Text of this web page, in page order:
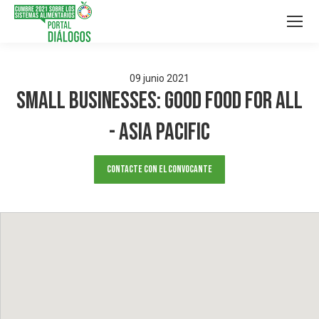
09 junio 2021
Small Businesses: Good Food for All
- Asia Pacific
Contacte con el convocante